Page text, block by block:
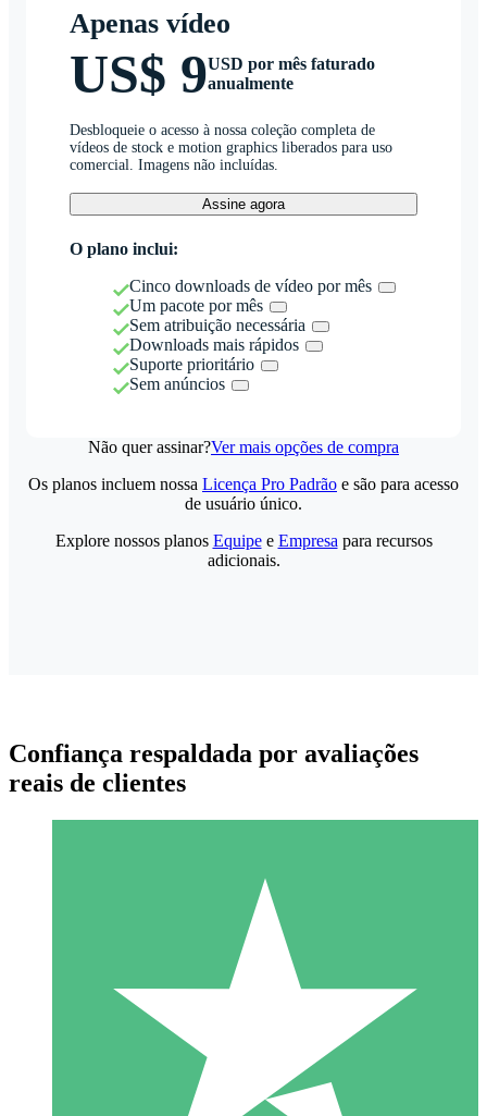
Apenas vídeo
US$ 9USD por mês faturado
anualmente
Desbloqueie o acesso à nossa coleção completa de
vídeos de stock e motion graphics liberados para uso
comercial. Imagens não incluídas.
Assine agora
O plano inclui:
Cinco downloads de vídeo por mês
Um pacote por mês
Sem atribuição necessária
Downloads mais rápidos
Suporte prioritário
Sem anúncios
Não quer assinar?Ver mais opções de compra
Pacotes de Créditos Individuais
Pague conforme o uso com créditos de download. Sem
1000
Os planos incluem nossa Licença Pro Padrão e são para acesso
de usuário único.
Explore nossos planos Equipee Empresa para recursos
adicionais.
Confiança respaldada por avaliações
reais de clientes